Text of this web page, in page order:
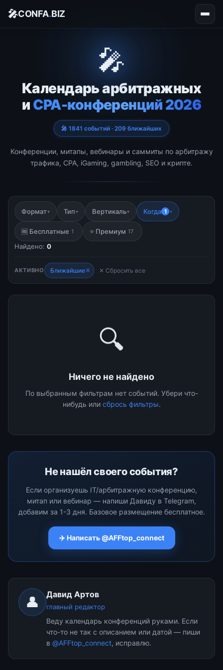
🎤CONFA.BIZ
🎤
Календарь арбитражных
и CPA-конференций 2026
🎤 1841 событий · 209 ближайших
Конференции, митапы, вебинары и саммиты по арбитражу
трафика, CPA, iGaming, gambling, SEO и крипте.
Формат▾ Тип▾ Вертикаль▾ Когда 1 ▾
🆓 Бесплатные 1 ⭐ Премиум 17
Найдено: 0
АКТИВНО Ближайшие✕ ✕ Сбросить все
🔍
Ничего не найдено
По выбранным фильтрам нет событий. Убери что-
нибудь или сбрось фильтры.
Не нашёл своего события?
Если организуешь IT/арбитражную конференцию,
митап или вебинар — напиши Давиду в Telegram,
добавим за 1-3 дня. Базовое размещение бесплатное.
✈️ Написать @AFFtop_connect
👤 Давид Артов
главный редактор
Веду календарь конференций руками. Если
что-то не так с описанием или датой — пиши
в @AFFtop_connect, исправлю.